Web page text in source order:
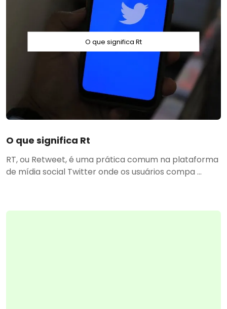
O que significa Rt
O que significa Rt
RT, ou Retweet, é uma prática comum na plataforma
de mídia social Twitter onde os usuários compa ...